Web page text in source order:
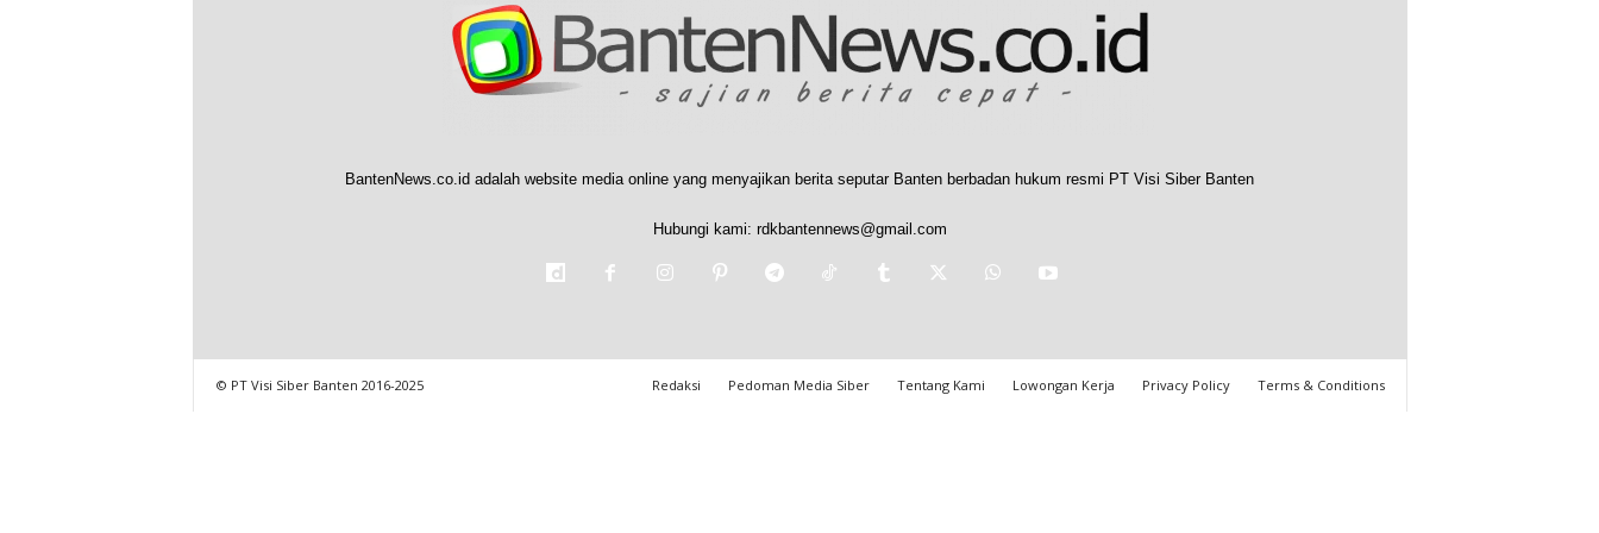
BantenNews.co.id adalah website media online yang menyajikan berita seputar Banten berbadan hukum resmi PT Visi Siber Banten
Hubungi kami: rdkbantennews@gmail.com
Redaksi Pedoman Media Siber Tentang Kami Lowongan Kerja Privacy Policy Terms & Conditions
© PT Visi Siber Banten 2016-2025